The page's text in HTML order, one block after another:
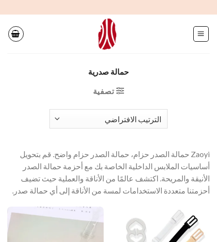
الى
المحتوى
حمالة صدرية
تصفية
Zaoyi حمالة الصدر حزام، حمالة الصدر حزام واضح. قم بتحويل
أساسيات الملابس الداخلية الخاصة بك مع أحزمة حمالة الصدر
الأنيقة والمريحة. اكتشف عالمًا من الأناقة والعملية حيث تضيف
أحزمتنا متعددة الاستخدامات لمسة من الأناقة إلى أي حمالة صدر.